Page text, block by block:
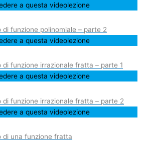
a questa videolezione
di funzione polinomiale – parte 2
a questa videolezione
di funzione irrazionale fratta – parte 1
a questa videolezione
di funzione irrazionale fratta – parte 2
a questa videolezione
di una funzione fratta